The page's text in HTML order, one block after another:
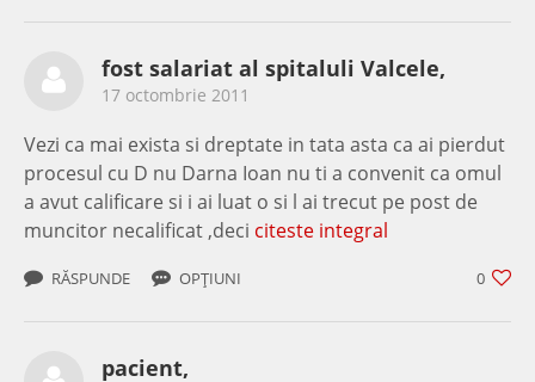
fost salariat al spitaluli Valcele,
17 octombrie 2011
Vezi ca mai exista si dreptate in tata asta ca ai pierdut
procesul cu D nu Darna Ioan nu ti a convenit ca omul
a avut calificare si i ai luat o si l ai trecut pe post de
muncitor necalificat ,deci citeste integral
0
RĂSPUNDE OPȚIUNI
pacient,